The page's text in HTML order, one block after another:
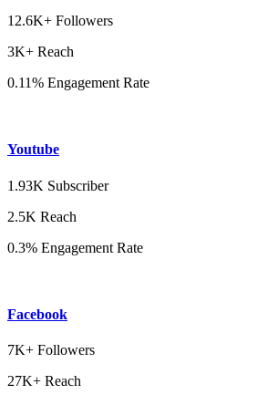
12.6K+ Followers
3K+ Reach
0.11% Engagement Rate
Youtube
1.93K Subscriber
2.5K Reach
0.3% Engagement Rate
Facebook
7K+ Followers
27K+ Reach